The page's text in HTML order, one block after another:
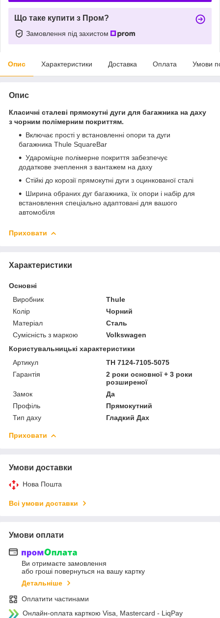
Що таке купити з Пром?
Замовлення під захистом
Опис Характеристики Доставка Оплата Умови
Опис
Класичні сталеві прямокутні дуги для багажника на даху
з чорним полімерним покриттям.
Включає прості у встановленні опори та дуги
багажника Thule SquareBar
Удароміцне полімерне покриття забезпечує
додаткове зчеплення з вантажем на даху
Стійкі до корозії прямокутні дуги з оцинкованої сталі
Ширина обраних дуг багажника, їх опори і набір для
встановлення спеціально адаптовані для вашого
автомобіля
Приховати
Характеристики
Основні
Виробник
Thule
Колір
Чорний
Матеріал
Сталь
Сумісність з маркою
Volkswagen
Користувальницькі характеристики
Артикул
TH 7124-7105-5075
Гарантія
2 роки основної + 3 роки
розширеної
Замок
Да
Профіль
Прямокутний
Тип даху
Гладкий Дах
Приховати
Умови доставки
Нова Пошта
Всі умови доставки
Умови оплати
Ви отримаєте замовлення
або гроші повернуться на вашу картку
Детальніше
Оплатити частинами
Онлайн-оплата карткою Visa, Mastercard - LiqPay